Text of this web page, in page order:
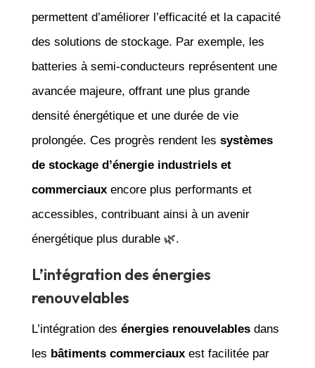
permettent d’améliorer l’efficacité et la capacité
des solutions de stockage. Par exemple, les
batteries à semi-conducteurs représentent une
avancée majeure, offrant une plus grande
densité énergétique et une durée de vie
prolongée. Ces progrès rendent les systèmes
de stockage d’énergie industriels et
commerciauxencore plus performants et
accessibles, contribuant ainsi à un avenir
énergétique plus durable 🌿.
L’intégration des énergies
renouvelables
L’intégration des énergies renouvelablesdans
les bâtiments commerciauxest facilitée par